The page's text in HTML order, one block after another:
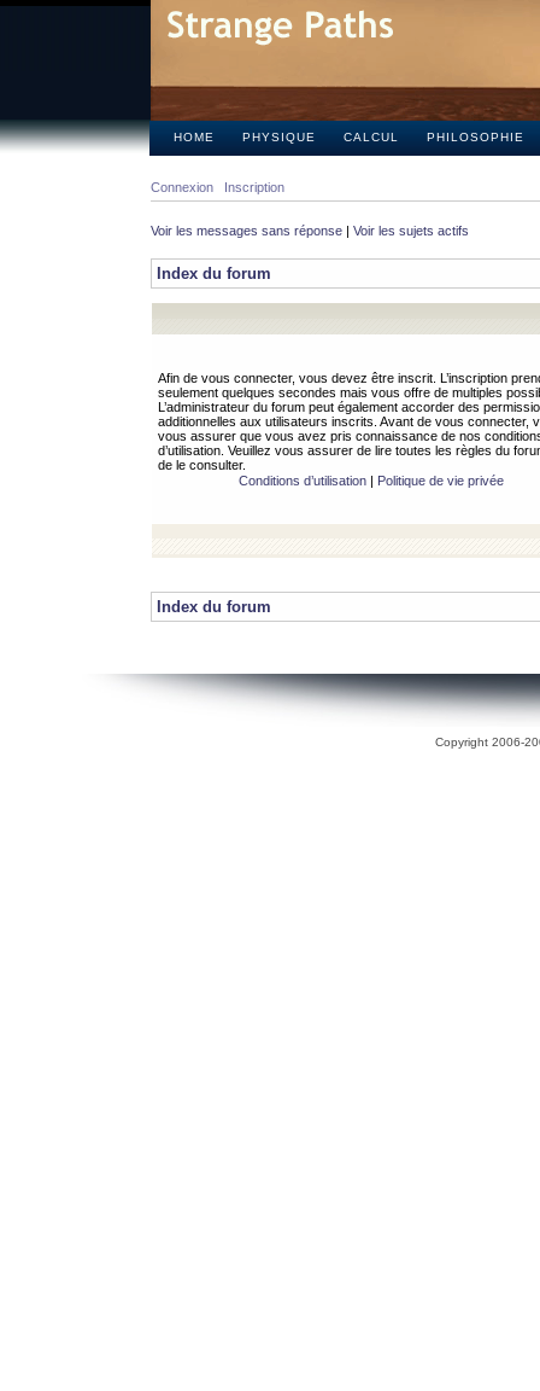
HOME PHYSIQUE CALCUL PHILOSOPHIE
Connexion Inscription
Voir les messages sans réponse | Voir les sujets actifs
Index du forum
Afin de vous connecter, vous devez être inscrit. L’inscription
seulement quelques secondes mais vous offre de multiples
L’administrateur du forum peut également accorder des
additionnelles aux utilisateurs inscrits. Avant de vous connecter,
vous assurer que vous avez pris connaissance de nos
d’utilisation. Veuillez vous assurer de lire toutes les règles du
de le consulter.
Conditions d’utilisation| Politique de vie privée
Index du forum
Copyright 2006-